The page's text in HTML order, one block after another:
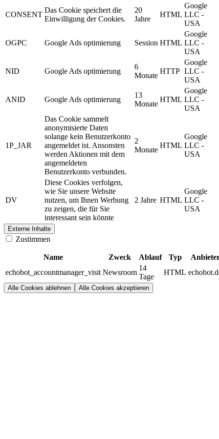
CONSENT
Das Cookie speichert die
Einwilligung der Cookies.
20
Jahre
HTML
Google
LLC -
USA
OGPC Google Ads optimierung Session HTML
Google
LLC -
USA
NID Google Ads optimierung
6
Monate
HTTP
Google
LLC -
USA
ANID Google Ads optimierung
13
Monate
HTML
Google
LLC -
USA
1P_JAR
Das Cookie sammelt
anonymisierte Daten
solange kein Benutzerkonto
angemeldet ist. Ansonsten
werden Aktionen mit dem
angemeldeten
Benutzerkonto verbunden.
2
Monate
HTML
Google
LLC -
USA
DV
Diese Cookies verfolgen,
wie Sie unsere Website
nutzen, um Ihnen Werbung
zu zeigen, die für Sie
interessant sein könnte
2 Jahre HTML
Google
LLC -
USA
Externe Inhalte
Zustimmen
Name Zweck Ablauf Typ
echobot_accountmanager_visit Newsroom
14
Tage
HTML
Alle Cookies ablehnen Alle Cookies akzeptieren